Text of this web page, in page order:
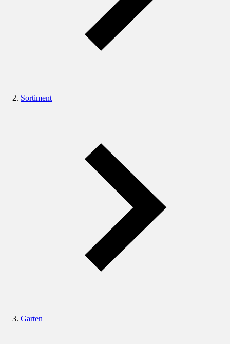
Sortiment
Garten